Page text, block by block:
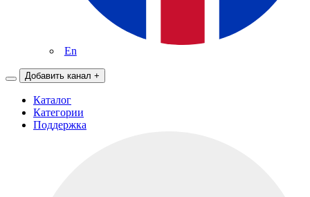
En
Добавить канал +
Каталог
Категории
Поддержка